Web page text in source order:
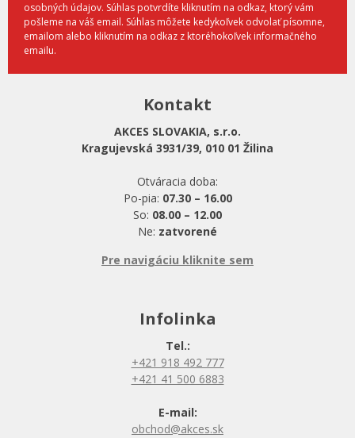
osobných údajov. Súhlas potvrdíte kliknutím na odkaz, ktorý vám
pošleme na váš email. Súhlas môžete kedykoľvek odvolať písomne,
emailom alebo kliknutím na odkaz z ktoréhokoľvek informačného
emailu.
Kontakt
AKCES SLOVAKIA, s.r.o.
Kragujevská 3931/39, 010 01 Žilina
Otváracia doba:
Po-pia: 07.30 – 16.00
So: 08.00 – 12.00
Ne: zatvorené
Pre navigáciu kliknite sem
Infolinka
Tel.:
+421 918 492 777
+421 41 500 6883
E-mail:
obchod@akces.sk